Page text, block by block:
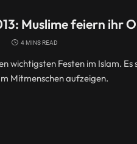
Muslime feiern ihr
4 MINS READ
wichtigsten Festen im Islam. Es
Mitmenschen aufzeigen.